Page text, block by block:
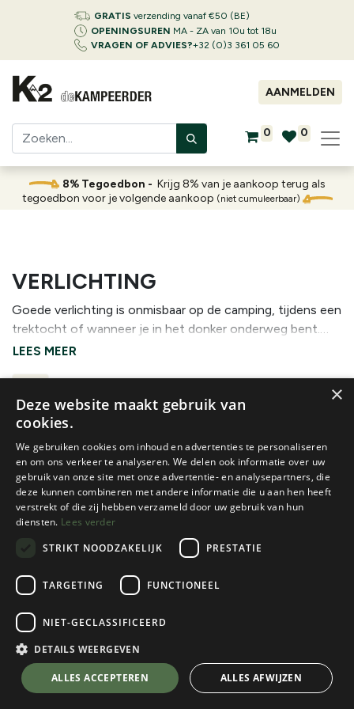
GRATIS verzending vanaf €50 (BE)
OPENINGSUREN MA - ZA van 10u tot 18u
VRAGEN OF ADVIES?+32 (0)3 361 05 60
AANMELDEN
0 0
8% Tegoedbon - Krijg 8% van je aankoop terug als
tegoedbon voor je volgende aankoop (niet cumuleerbaar)
VERLICHTING
Goede verlichting is onmisbaar op de camping, tijdens een
trektocht of wanneer je in het donker onderweg bent.
Afhankelijk van het gebruik kies je voor een hoofdlamp,
waarop de lamp wordt gevoed.
Petzl
SWIFT LT
2 color(s) available
€54,95
Petzl
×
Deze website maakt gebruik van
cookies.
We gebruiken cookies om inhoud en advertenties te personaliseren
en om ons verkeer te analyseren. We delen ook informatie over uw
gebruik van onze site met onze advertentie- en analysepartners, die
deze kunnen combineren met andere informatie die u aan hen heeft
verstrekt of die zij hebben verzameld door uw gebruik van hun
diensten. Lees verder
STRIKT NOODZAKELIJK
PRESTATIE
TARGETING FUNCTIONEEL
NIET-GECLASSIFICEERD
DETAILS WEERGEVEN
ALLES ACCEPTEREN ALLES AFWIJZEN